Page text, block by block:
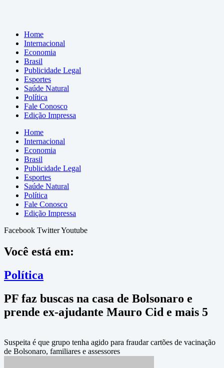
Home
Internacional
Economia
Brasil
Publicidade Legal
Esportes
Saúde Natural
Política
Fale Conosco
Edição Impressa
Home
Internacional
Economia
Brasil
Publicidade Legal
Esportes
Saúde Natural
Política
Fale Conosco
Edição Impressa
Facebook TwitterYoutube
Você está em:
Política
PF faz buscas na casa de Bolsonaro e
prende ex-ajudante Mauro Cid e mais 5
Suspeita é que grupo tenha agido para fraudar cartões de vacinação
de Bolsonaro, familiares e assessores